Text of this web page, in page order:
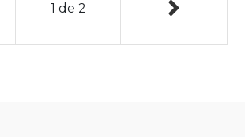
1 de 2